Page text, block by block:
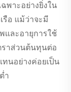
พาะอย่างยิ่งใน
รือ แม้ว่าจะมี
และอายุการใช้
ราส่วนต้นทุนต่อ
นอย่างค่อยเป็น
ำ